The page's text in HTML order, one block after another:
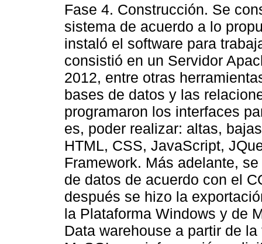
Fase 4. Construcción. Se
sistema de acuerdo a lo
instaló el software para
consistió en un Servidor
2012, entre otras
bases de datos y las
programaron los interfaces
es, poder realizar: altas,
HTML, CSS, JavaScript,
Framework. Más adelante,
de datos de acuerdo con el
después se hizo la
la Plataforma Windows y de
Data warehouse a partir de